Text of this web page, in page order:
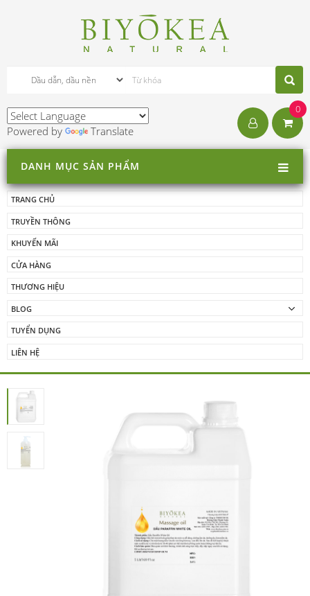
Powered by Translate
0
DANH MỤC SẢN PHẨM
TRANG CHỦ
TRUYỀN THÔNG
KHUYẾN MÃI
CỬA HÀNG
THƯƠNG HIỆU
BLOG
TUYỂN DỤNG
LIÊN HỆ